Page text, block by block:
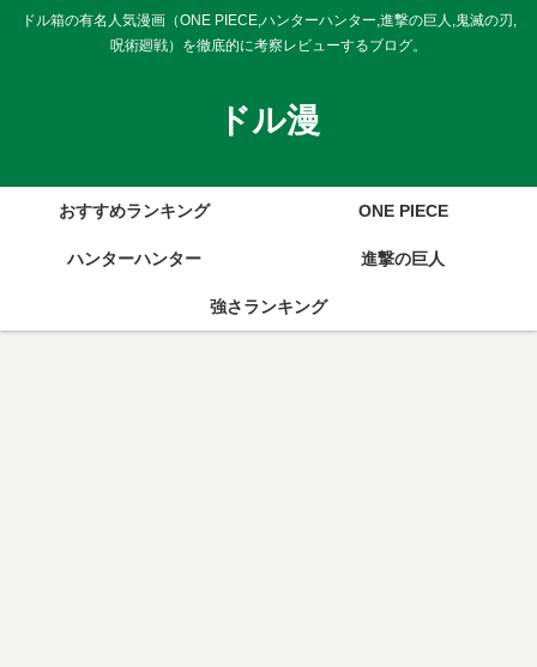
ドル箱の有名人気漫画（ONE PIECE,ハンターハンター,進撃の巨人,鬼滅の刃,
呪術廻戦）を徹底的に考察レビューするブログ。
ドル漫
おすすめランキング ONE PIECE
ハンターハンター 進撃の巨人
強さランキング